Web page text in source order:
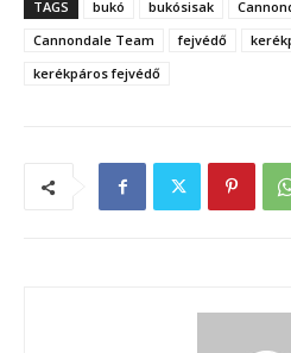
TAGS bukó bukósisak
Cannondale Team
fejvédő
kerékpáros fejvédő